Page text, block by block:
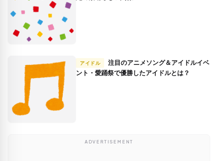
アイドル
ント・愛踊祭で優勝したアイドルとは？
ADVERTISEMENT